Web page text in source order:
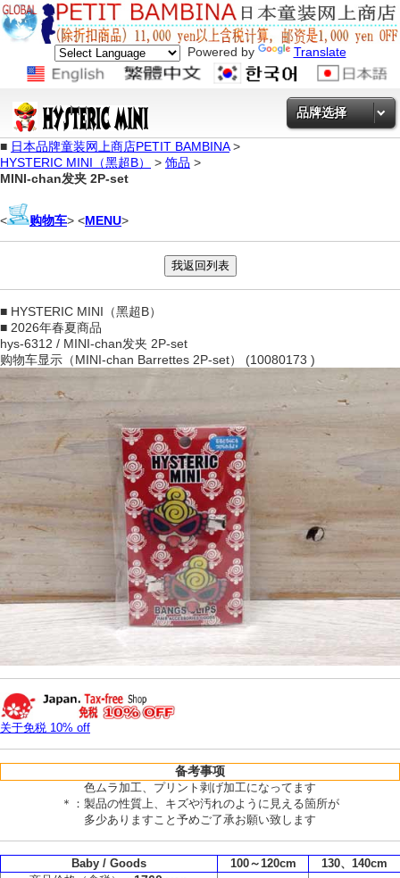
Powered by Translate
品牌选择
■ 日本品牌童装网上商店PETIT BAMBINA>
HYSTERIC MINI（黑超B）
> 饰品 >
MINI-chan发夹 2P-set
< 购物车> <MENU>
■ HYSTERIC MINI（黑超B）
■ 2026年春夏商品
hys-6312 / MINI-chan发夹 2P-set
购物车显示（MINI-chan Barrettes 2P-set） (10080173 )
关于免税 10% off
备考事项
色ムラ加工、プリント剥げ加工になってます
＊：製品の性質上、キズや汚れのように見える箇所が
多少ありますこと予めご了承お願い致します
Baby / Goods 100～120cm
130、140cm